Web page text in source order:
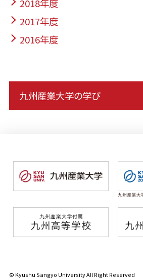
2018年度
2017年度
2016年度
九州産業大学の学び
© Kyushu Sangyo University All Right Reserved